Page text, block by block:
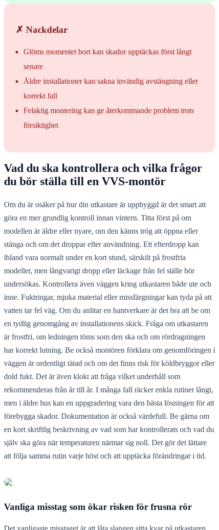
✗ Nackdelar
Glöms momentet bort kan skador upptäckas först långt
senare
Äldre installationer kan sakna invändig avstängning eller
korrekt fall
Felaktig montering kan ge återkommande problem trots
försiktighet
Vad du ska kontrollera och vilka frågor
du bör ställa till en VVS-montör
Om du är osäker på hur din utkastare är uppbyggd är det smart att
göra en mer grundlig kontroll innan vintern. Titta först på om
modellen är äldre eller nyare, om den känns trög att öppna eller
stänga och om det droppar efter användning. Ett efterdropp kan
ibland vara normalt under en kort stund, särskilt på frostfria
modeller, men långvarigt dropp eller läckage från fel ställe bör
undersökas. Kontrollera även väggen kring utkastaren både ute och
inne. Fuktringar, mjuka material eller missfärgningar kan tyda på att
vatten tar fel väg. Om du anlitar en hantverkare är det bra att be om
en tydlig genomgång av installationens skick. Fråga om utkastaren
är frostfri, om ledningen töms som den ska och om rördragningen
har korrekt lutning. Be också montören förklara om genomföringen i
väggen är ordentligt tätad och om det finns risk för köldbryggor eller
dold fukt. Det är även klokt att fråga vilket underhåll som
rekommenderas från år till år. I många fall räcker enkla rutiner långt,
men i äldre hus kan en uppgradering vara den bästa lösningen för att
förebygga skador. Dokumentation är också värdefull. Be gärna om
en kort skriftlig beskrivning av vad som har kontrollerats och vad du
själv ska göra när temperaturen närmar sig noll. Det gör det lättare
att följa samma rutin varje höst och att upptäcka förändringar i tid.
Vanliga misstag som ökar risken för frusna rör
Det vanligaste misstaget är att låta slangen sitta kvar på utkastaren